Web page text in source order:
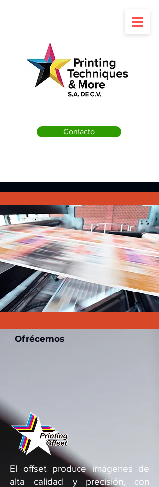
Contacto
Ofrécemos
El offset produce imágenes de
alta calidad y precisión, con